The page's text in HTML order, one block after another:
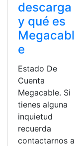
descarga
y qué es
Megacabl
e
Estado De
Cuenta
Megacable. Si
tienes alguna
inquietud
recuerda
contactarnos a